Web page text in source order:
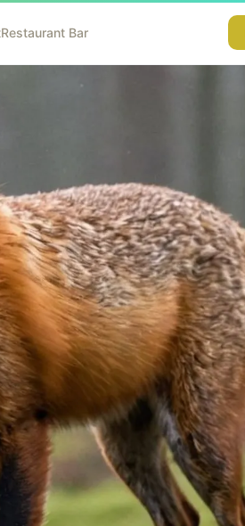
Restaurant Bar